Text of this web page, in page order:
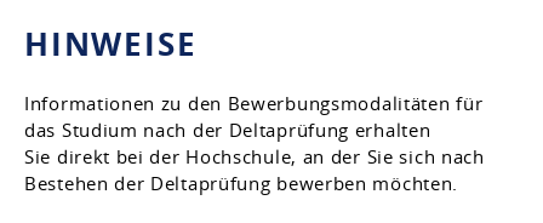
HINWEISE
Informationen zu den Bewerbungsmodalitäten für
das Studium nach der Deltaprüfung erhalten
Sie direkt bei der Hochschule, an der Sie sich nach
Bestehen der Deltaprüfung bewerben möchten.